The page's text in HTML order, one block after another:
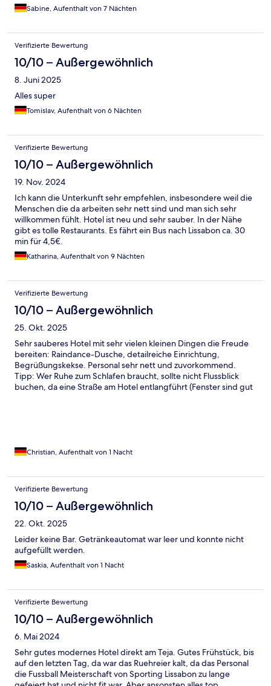
Sabine, Aufenthalt von 7 Nächten
Verifizierte Bewertung
10/10 – Außergewöhnlich
8. Juni 2025
Alles super
Tomislav, Aufenthalt von 6 Nächten
Verifizierte Bewertung
10/10 – Außergewöhnlich
19. Nov. 2024
Ich kann die Unterkunft sehr empfehlen, insbesondere weil die
Menschen die da arbeiten sehr nett sind und man sich sehr
willkommen fühlt. Hotel ist neu und sehr sauber. In der Nähe
gibt es tolle Restaurants. Es fährt ein Bus nach Lissabon ca. 30
min für 4,5€.
Katharina, Aufenthalt von 9 Nächten
Verifizierte Bewertung
10/10 – Außergewöhnlich
25. Okt. 2025
Sehr sauberes Hotel mit sehr vielen kleinen Dingen die Freude
bereiten: Raindance-Dusche, detailreiche Einrichtung,
Begrüßungskekse. Personal sehr nett und zuvorkommend.
Tipp: Wer Ruhe zum Schlafen braucht, sollte nicht Flussblick
buchen, da eine Straße am Hotel entlangführt (Fenster sind gut
Christian, Aufenthalt von 1 Nacht
Verifizierte Bewertung
10/10 – Außergewöhnlich
22. Okt. 2025
Leider keine Bar. Getränkeautomat war leer und konnte nicht
aufgefüllt werden.
Saskia, Aufenthalt von 1 Nacht
Verifizierte Bewertung
10/10 – Außergewöhnlich
6. Mai 2024
Sehr gutes modernes Hotel direkt am Teja. Gutes Frühstück, bis
auf den letzten Tag, da war das Ruehreier kalt, da das Personal
die Fussball Meisterschaft von Sporting Lissabon zu lange